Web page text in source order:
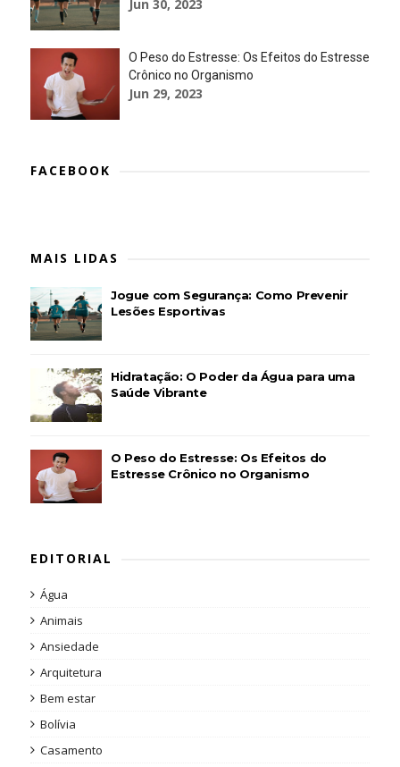
Jun 30, 2023
O Peso do Estresse: Os Efeitos do Estresse
Crônico no Organismo
Jun 29, 2023
FACEBOOK
MAIS LIDAS
Jogue com Segurança: Como Prevenir
Lesões Esportivas
Hidratação: O Poder da Água para uma
Saúde Vibrante
O Peso do Estresse: Os Efeitos do
Estresse Crônico no Organismo
EDITORIAL
Água
Animais
Ansiedade
Arquitetura
Bem estar
Bolívia
Casamento